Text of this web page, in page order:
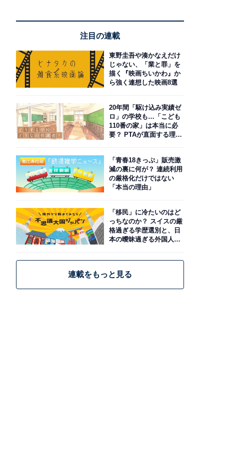
注目の連載
東野圭吾や湊かなえだけ
じゃない、「業と罪」を
描く『映画ちいかわ』か
ら強く連想した映画8選
20年間「駆け込み実績ゼ
ロ」の学校も…「こども
110番の家」は本当に必
要？ PTAが直面する理想
「青春18きっぷ」販売激
減の裏に何が？ 連続利用
の厳格化だけではない
「本当の理由」
「移民」に冷たいのはど
っちなのか？ スイスの厳
格過ぎる学歴選別と、日
本の曖昧過ぎる外国人政
連載をもっと見る